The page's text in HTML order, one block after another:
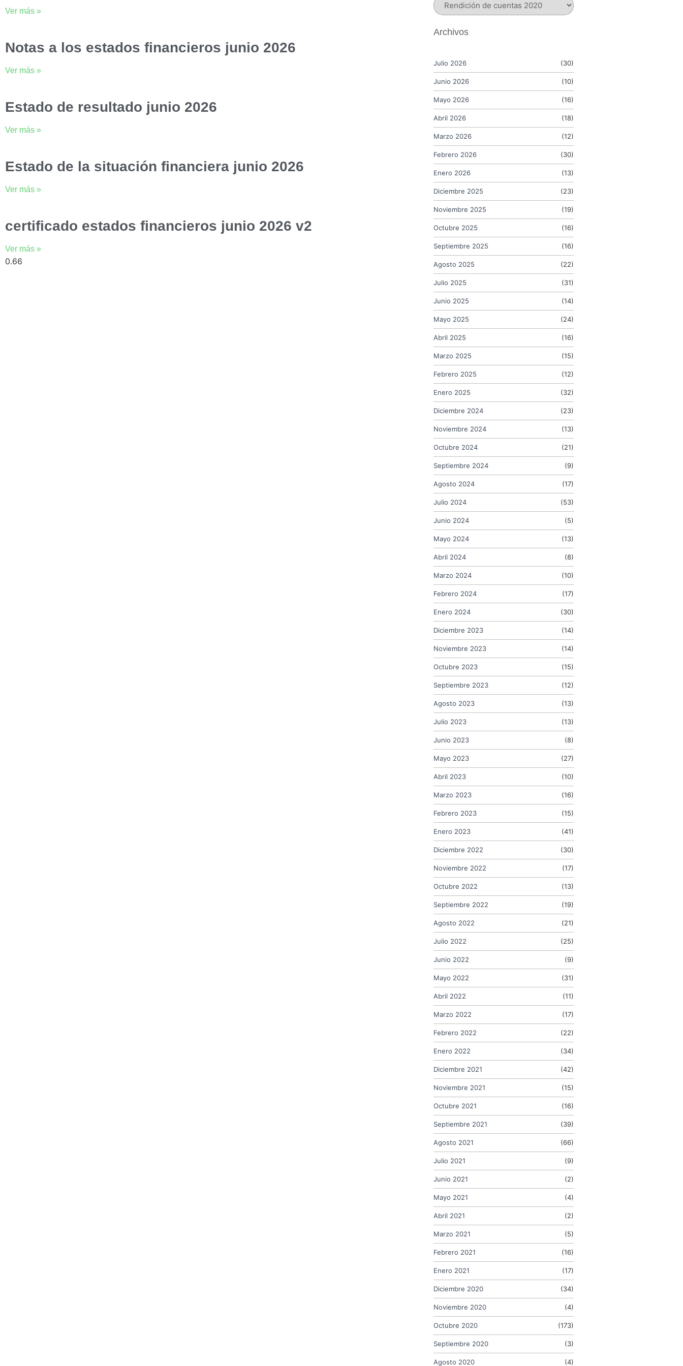
Ver más »
Notas a los estados financieros junio 2026
Ver más »
Estado de resultado junio 2026
Ver más »
Estado de la situación financiera junio 2026
Ver más »
certificado estados financieros junio 2026 v2
Ver más »
Archivos
Julio 2026 (30)
Junio 2026 (10)
Mayo 2026 (16)
Abril 2026 (18)
Marzo 2026 (12)
Febrero 2026 (30)
Enero 2026 (13)
Diciembre 2025 (23)
Noviembre 2025 (19)
Octubre 2025 (16)
Septiembre 2025 (16)
Agosto 2025 (22)
Julio 2025 (31)
Junio 2025 (14)
Mayo 2025 (24)
Abril 2025 (16)
Marzo 2025 (15)
Febrero 2025 (12)
Enero 2025 (32)
Diciembre 2024 (23)
Noviembre 2024 (13)
Octubre 2024 (21)
Septiembre 2024 (9)
Agosto 2024 (17)
Julio 2024 (53)
Junio 2024 (5)
Mayo 2024 (13)
Abril 2024 (8)
Marzo 2024 (10)
Febrero 2024 (17)
Enero 2024 (30)
Diciembre 2023 (14)
Noviembre 2023 (14)
Octubre 2023 (15)
Septiembre 2023 (12)
Agosto 2023 (13)
Julio 2023 (13)
Junio 2023 (8)
Mayo 2023 (27)
Abril 2023 (10)
Marzo 2023 (16)
Febrero 2023 (15)
Enero 2023 (41)
Diciembre 2022 (30)
Noviembre 2022 (17)
Octubre 2022 (13)
Septiembre 2022 (19)
Agosto 2022 (21)
Julio 2022 (25)
Junio 2022 (9)
Mayo 2022 (31)
Abril 2022 (11)
Marzo 2022 (17)
Febrero 2022 (22)
Enero 2022 (34)
Diciembre 2021 (42)
Noviembre 2021 (15)
Octubre 2021 (16)
Septiembre 2021 (39)
Agosto 2021 (66)
Julio 2021 (9)
Junio 2021 (2)
Mayo 2021 (4)
Abril 2021 (2)
Marzo 2021 (5)
Febrero 2021 (16)
Enero 2021 (17)
Diciembre 2020 (34)
Noviembre 2020 (4)
Octubre 2020 (173)
Septiembre 2020 (3)
Agosto 2020 (4)